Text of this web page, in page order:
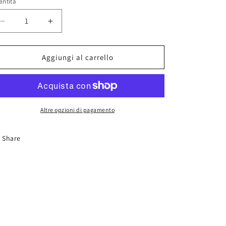
Diminuisci
quantità
per
11500
100ml
Aumenta
quantità
per
AK
11500
Thinner
100ml
Aggiungi al carrello
Altre opzioni di pagamento
Share